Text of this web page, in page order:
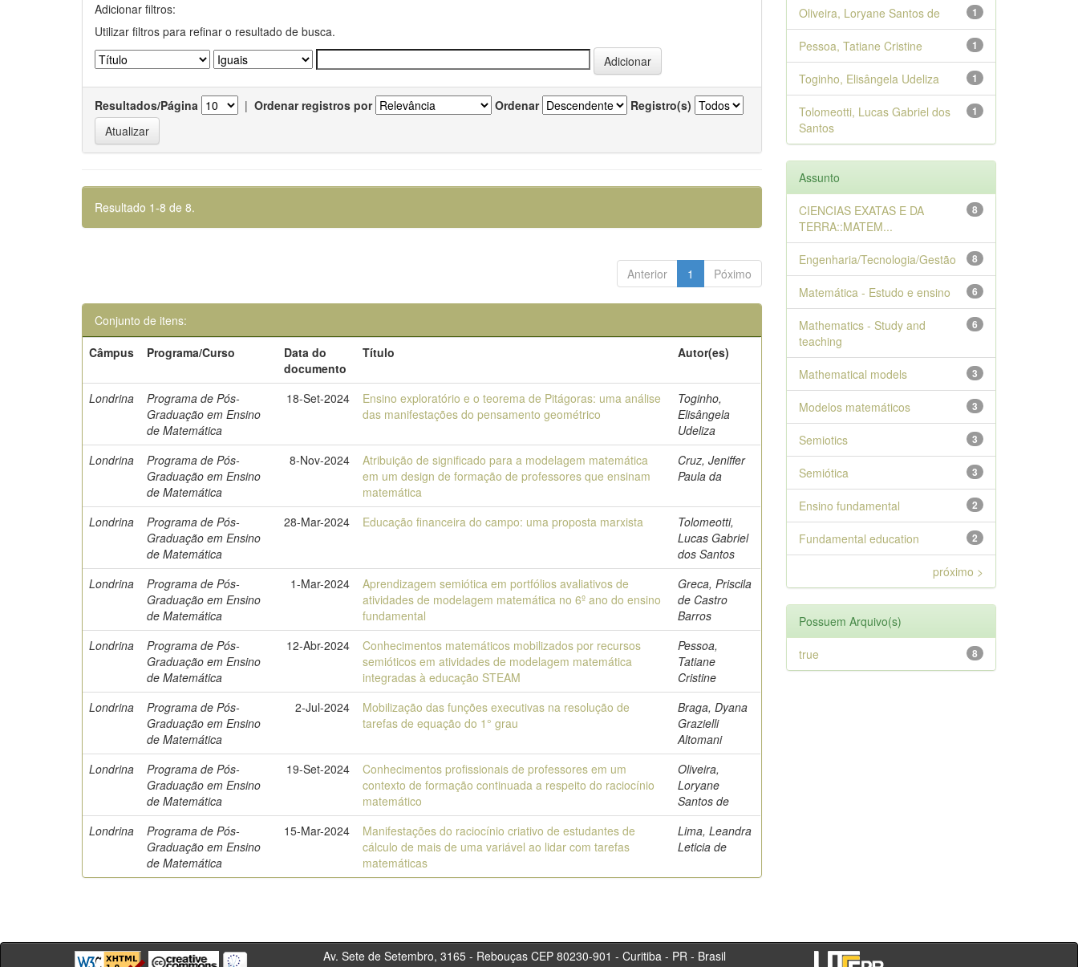
Adicionar filtros:
Utilizar filtros para refinar o resultado de busca.
Resultados/Página | Ordenar registros por Ordenar Registro(s)
Resultado 1-8 de 8.
Anterior 1 Póximo
Conjunto de itens:
Câmpus
Programa/Curso
Data do
documento
Título Autor(es)
Londrina
Programa de Pós-
Graduação em Ensino
de Matemática
18-Set-2024
Ensino exploratório e o teorema de Pitágoras: uma análise
das manifestações do pensamento geométrico
Toginho,
Elisângela
Udeliza
Londrina
Programa de Pós-
Graduação em Ensino
de Matemática
8-Nov-2024
Atribuição de significado para a modelagem matemática
em um design de formação de professores que ensinam
matemática
Cruz, Jeniffer
Paula da
Londrina
Programa de Pós-
Graduação em Ensino
de Matemática
28-Mar-2024 Educação financeira do campo: uma proposta marxista
Tolomeotti,
Lucas Gabriel
dos Santos
Londrina
Programa de Pós-
Graduação em Ensino
de Matemática
1-Mar-2024
Aprendizagem semiótica em portfólios avaliativos de
atividades de modelagem matemática no 6º ano do ensino
fundamental
Greca, Priscila
de Castro
Barros
Londrina
Programa de Pós-
Graduação em Ensino
de Matemática
12-Abr-2024
Conhecimentos matemáticos mobilizados por recursos
semióticos em atividades de modelagem matemática
integradas à educação STEAM
Pessoa,
Tatiane
Cristine
Londrina
Programa de Pós-
Graduação em Ensino
de Matemática
2-Jul-2024
Mobilização das funções executivas na resolução de
tarefas de equação do 1° grau
Braga, Dyana
Grazielli
Altomani
Londrina
Programa de Pós-
Graduação em Ensino
de Matemática
19-Set-2024
Conhecimentos profissionais de professores em um
contexto de formação continuada a respeito do raciocínio
matemático
Oliveira,
Loryane
Santos de
Londrina
Programa de Pós-
Graduação em Ensino
de Matemática
15-Mar-2024
Manifestações do raciocínio criativo de estudantes de
cálculo de mais de uma variável ao lidar com tarefas
matemáticas
Lima, Leandra
Leticia de
1
Oliveira, Loryane Santos de
1
Pessoa, Tatiane Cristine
1
Toginho, Elisângela Udeliza
1
Tolomeotti, Lucas Gabriel dos
Santos
Assunto
8
CIENCIAS EXATAS E DA
TERRA::MATEM...
8
Engenharia/Tecnologia/Gestão
6
Matemática - Estudo e ensino
6
Mathematics - Study and
teaching
3
Mathematical models
3
Modelos matemáticos
3
Semiotics
3
Semiótica
2
Ensino fundamental
2
Fundamental education
próximo >
Possuem Arquivo(s)
8
true
Av. Sete de Setembro, 3165 - Rebouças CEP 80230-901 - Curitiba - PR - Brasil